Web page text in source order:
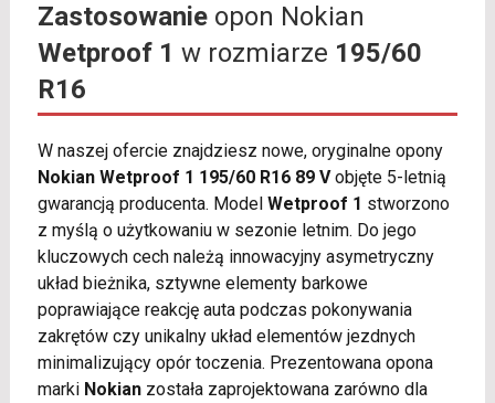
Zastosowanieopon Nokian
Wetproof 1 w rozmiarze 195/60
R16
W naszej ofercie znajdziesz nowe, oryginalne opony
Nokian Wetproof 1 195/60 R16 89 Vobjęte 5-letnią
gwarancją producenta. Model Wetproof 1 stworzono
z myślą o użytkowaniu w sezonie letnim. Do jego
kluczowych cech należą innowacyjny asymetryczny
układ bieżnika, sztywne elementy barkowe
poprawiające reakcję auta podczas pokonywania
zakrętów czy unikalny układ elementów jezdnych
minimalizujący opór toczenia. Prezentowana opona
marki Nokianzostała zaprojektowana zarówno dla